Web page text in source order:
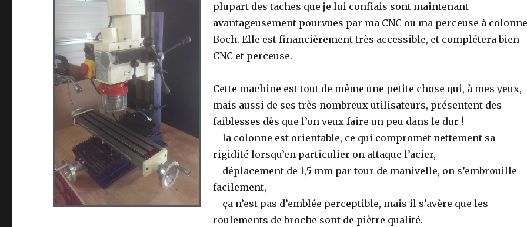
plupart des taches que je lui confiais sont maintenant
avantageusement pourvues par ma CNC ou ma perceuse à
Boch. Elle est financièrement très accessible, et complétera bien
CNC et perceuse.
Cette machine est tout de même une petite chose qui, à mes yeux,
mais aussi de ses très nombreux utilisateurs, présentent des
faiblesses dès que l’on veux faire un peu dans le dur !
– la colonne est orientable, ce qui compromet nettement sa
rigidité lorsqu’en particulier on attaque l’acier,
– déplacement de 1,5 mm par tour de manivelle, on s’embrouille
facilement,
– ça n’est pas d’emblée perceptible, mais il s’avère que les
roulements de broche sont de piètre qualité.